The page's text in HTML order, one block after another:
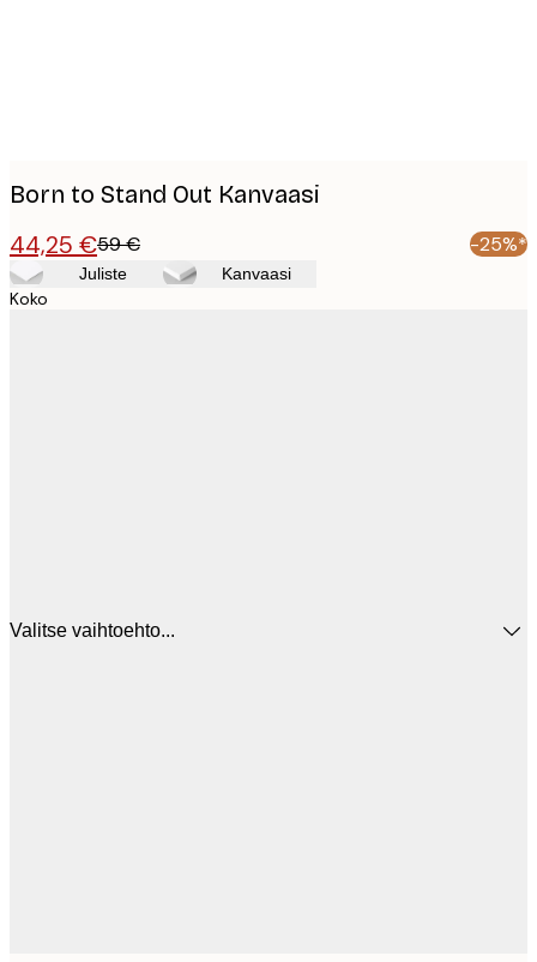
Born to Stand Out Kanvaasi
44,25 €59 € -25%*
Juliste Kanvaasi
Koko
Valitse vaihtoehto...